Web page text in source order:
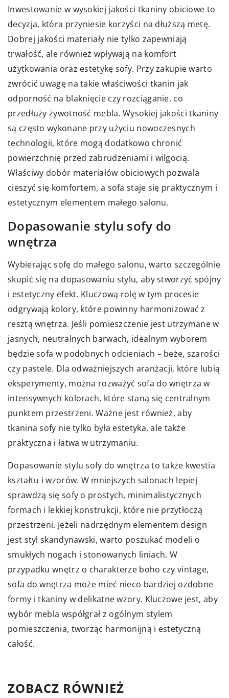
Inwestowanie w wysokiej jakości tkaniny obiciowe to
decyzja, która przyniesie korzyści na dłuższą metę.
Dobrej jakości materiały nie tylko zapewniają
trwałość, ale również wpływają na komfort
użytkowania oraz estetykę sofy. Przy zakupie warto
zwrócić uwagę na takie właściwości tkanin jak
odporność na blaknięcie czy rozciąganie, co
przedłuży żywotność mebla. Wysokiej jakości tkaniny
są często wykonane przy użyciu nowoczesnych
technologii, które mogą dodatkowo chronić
powierzchnię przed zabrudzeniami i wilgocią.
Właściwy dobór materiałów obiciowych pozwala
cieszyć się komfortem, a sofa staje się praktycznym i
estetycznym elementem małego salonu.
Dopasowanie stylu sofy do
wnętrza
Wybierając sofę do małego salonu, warto szczególnie
skupić się na dopasowaniu stylu, aby stworzyć spójny
i estetyczny efekt. Kluczową rolę w tym procesie
odgrywają kolory, które powinny harmonizować z
resztą wnętrza. Jeśli pomieszczenie jest utrzymane w
jasnych, neutralnych barwach, idealnym wyborem
będzie sofa w podobnych odcieniach – beże, szarości
czy pastele. Dla odważniejszych aranżacji, które lubią
eksperymenty, można rozważyć sofa do wnętrza w
intensywnych kolorach, które staną się centralnym
punktem przestrzeni. Ważne jest również, aby
tkanina sofy nie tylko była estetyka, ale także
praktyczna i łatwa w utrzymaniu.
Dopasowanie stylu sofy do wnętrza to także kwestia
kształtu i wzorów. W mniejszych salonach lepiej
sprawdzą się sofy o prostych, minimalistycznych
formach i lekkiej konstrukcji, które nie przytłoczą
przestrzeni. Jeżeli nadrzędnym elementem design
jest styl skandynawski, warto poszukać modeli o
smukłych nogach i stonowanych liniach. W
przypadku wnętrz o charakterze boho czy vintage,
sofa do wnętrza może mieć nieco bardziej ozdobne
formy i tkaniny w delikatne wzory. Kluczowe jest, aby
wybór mebla współgrał z ogólnym stylem
pomieszczenia, tworząc harmonijną i estetyczną
całość.
ZOBACZ RÓWNIEŻ